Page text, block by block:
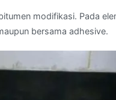
modifikasi. Pada
bersama adhesive.